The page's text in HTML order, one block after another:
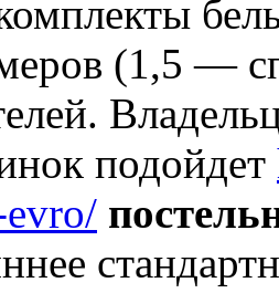
(1,5 —
подойдет